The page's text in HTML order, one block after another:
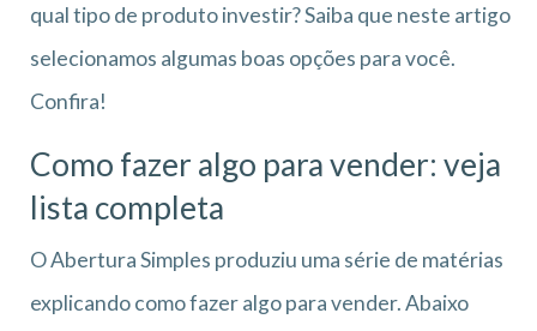
qual tipo de produto investir? Saiba que neste artigo
selecionamos algumas boas opções para você.
Confira!
Como fazer algo para vender: veja
lista completa
O Abertura Simples produziu uma série de matérias
explicando como fazer algo para vender. Abaixo